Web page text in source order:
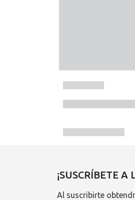
¡SUSCRÍBETE A
Al suscribirte